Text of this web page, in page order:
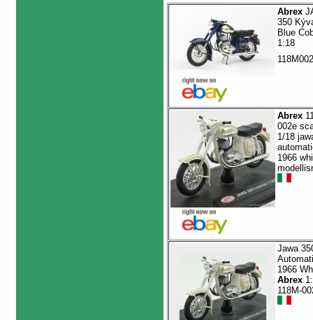
Abrex
350
Blue
1:18
Abrex
002e
1/18
1966
Jawa
1966
Abrex
118M-